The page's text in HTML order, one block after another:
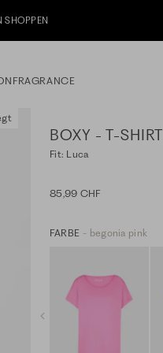
SHOPPEN
FRAGRANCE
BOXY - T-SHIRT
Fit: Luca
85,99 CHF
FARBE - begonia pink